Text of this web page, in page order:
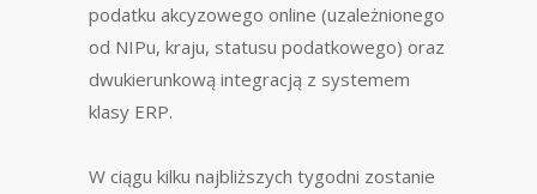
podatku akcyzowego online (uzależnionego
od NIPu, kraju, statusu podatkowego) oraz
dwukierunkową integracją z systemem
klasy ERP.
W ciągu kilku najbliższych tygodni zostanie